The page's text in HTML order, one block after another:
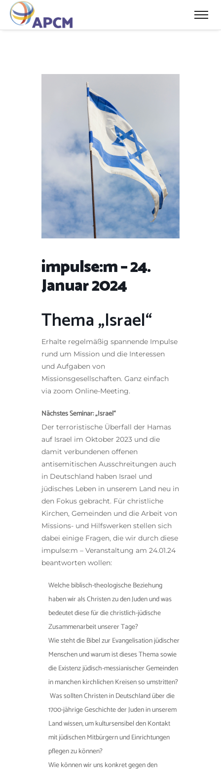
impulse:m – 24.
Januar 2024
Thema „Israel“
Erhalte regelmäßig spannende Impulse
rund um Mission und die Interessen
und Aufgaben von
Missionsgesellschaften. Ganz einfach
via zoom Online-Meeting.
Nächstes Seminar:„Israel“
Der terroristische Überfall der Hamas
auf Israel im Oktober 2023 und die
damit verbundenen offenen
antisemitischen Ausschreitungen auch
in Deutschland haben Israel und
jüdisches Leben in unserem Land neu in
den Fokus gebracht. Für christliche
Kirchen, Gemeinden und die Arbeit von
Missions- und Hilfswerken stellen sich
dabei einige Fragen, die wir durch diese
impulse:m – Veranstaltung am 24.01.24
beantworten wollen:
Welche biblisch-theologische Beziehung
haben wir als Christen zu den Juden und was
bedeutet diese für die christlich-jüdische
Zusammenarbeit unserer Tage?
Wie steht die Bibel zur Evangelisation jüdischer
Menschen und warum ist dieses Thema sowie
die Existenz jüdisch-messianischer Gemeinden
in manchen kirchlichen Kreisen so umstritten?
Was sollten Christen in Deutschland über die
1700-jährige Geschichte der Juden in unserem
Land wissen, um kultursensibel den Kontakt
mit jüdischen Mitbürgern und Einrichtungen
pflegen zu können?
Wie können wir uns konkret gegen den